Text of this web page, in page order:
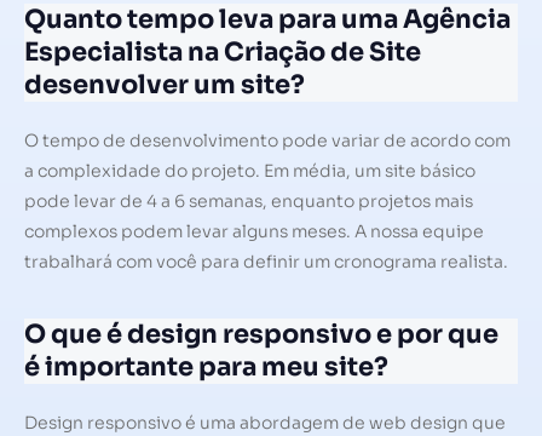
Quanto tempo leva para uma Agência
Especialista na Criação de Site
desenvolver um site?
O tempo de desenvolvimento pode variar de acordo com
a complexidade do projeto. Em média, um site básico
pode levar de 4 a 6 semanas, enquanto projetos mais
complexos podem levar alguns meses. A nossa equipe
trabalhará com você para definir um cronograma realista.
O que é design responsivo e por que
é importante para meu site?
Design responsivo é uma abordagem de web design que